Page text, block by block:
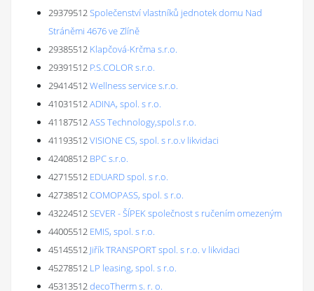
29379512Společenství vlastníků jednotek domu Nad
Stráněmi 4676 ve Zlíně
29385512 Klapčová-Krčma s.r.o.
29391512 P.S.COLOR s.r.o.
29414512Wellness service s.r.o.
41031512ADINA, spol. s r.o.
41187512ASS Technology,spol.s r.o.
41193512VISIONE CS, spol. s r.o.v likvidaci
42408512 BPC s.r.o.
42715512 EDUARD spol. s r.o.
42738512COMOPASS, spol. s r.o.
43224512SEVER - ŠÍPEK společnost s ručením omezeným
44005512 EMIS, spol. s r.o.
45145512 Jiřík TRANSPORT spol. s r.o. v likvidaci
45278512 LP leasing, spol. s r.o.
45313512decoTherm s. r. o.